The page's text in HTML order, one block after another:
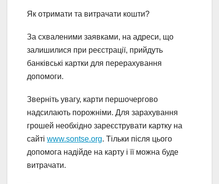
Як отримати та витрачати кошти?
За схваленими заявками, на адреси, що
залишилися при реєстрації, прийдуть
банківські картки для перерахування
допомоги.
Зверніть увагу, карти першочергово
надсилають порожніми. Для зарахування
грошей необхідно зареєструвати картку на
сайті www.sontse.org. Тільки після цього
допомога надійде на карту і її можна буде
витрачати.